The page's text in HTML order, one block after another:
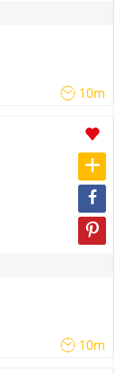
10m
10m